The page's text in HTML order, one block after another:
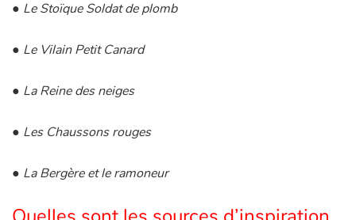
Les plus lus
Coups de coeur
● Le Stoïque Soldat de plomb
● Le Vilain Petit Canard
● La Reine des neiges
● Les Chaussons rouges
● La Bergère et le ramoneur